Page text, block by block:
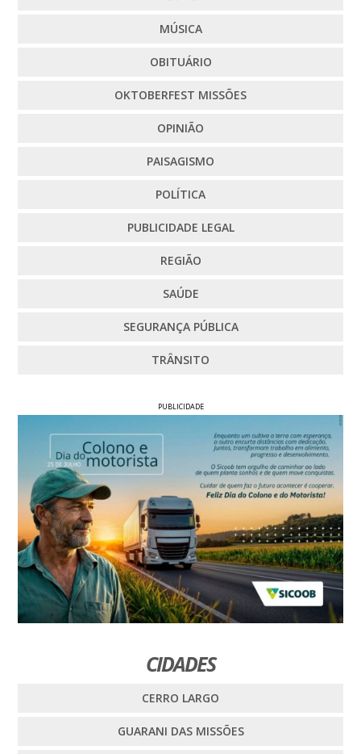
MÚSICA
OBITUÁRIO
OKTOBERFEST MISSÕES
OPINIÃO
PAISAGISMO
POLÍTICA
PUBLICIDADE LEGAL
REGIÃO
SAÚDE
SEGURANÇA PÚBLICA
TRÂNSITO
PUBLICIDADE
CIDADES
CERRO LARGO
GUARANI DAS MISSÕES